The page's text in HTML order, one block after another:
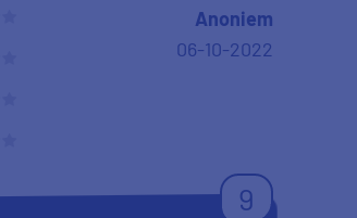
Anoniem
06-10-2022
9